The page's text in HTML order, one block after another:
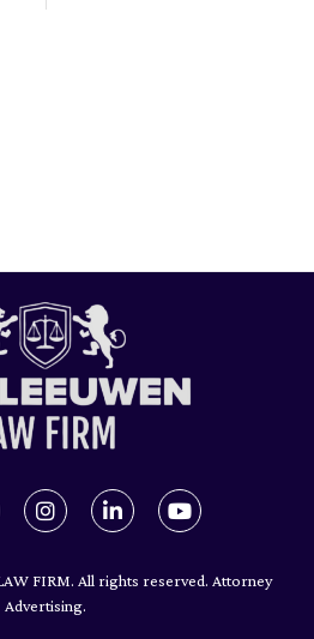
FIRM. All rights reserved. Attorney
Advertising.